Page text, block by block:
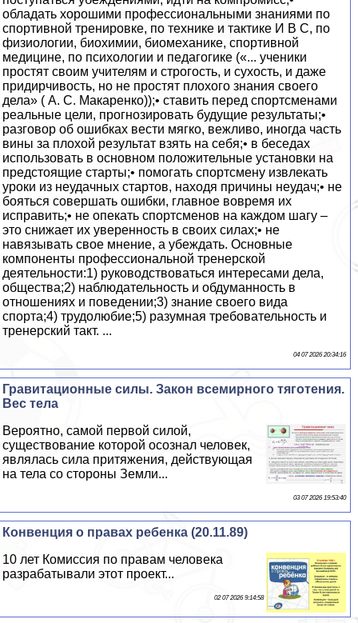
обладать хорошими профессиональными знаниями по
спортивной тренировке, по технике и тактике И В С, по
физиологии, биохимии, биомеханике, спортивной
медицине, по психологии и педагогике («... ученики
простят своим учителям и строгость, и сухость, и даже
придирчивость, но не простят плохого знания своего
дела» ( А. С. Макаренко));• ставить перед спортсменами
реальные цели, прогнозировать будущие результаты;•
разговор об ошибках вести мягко, вежливо, иногда часть
вины за плохой результат взять на себя;• в беседах
использовать в основном положительные установки на
предстоящие старты;• помогать спортсмену извлекать
уроки из неудачных стартов, находя причины неудач;• не
бояться совершать ошибки, главное вовремя их
исправить;• не опекать спортсменов на каждом шагу –
это снижает их уверенность в своих силах;• не
навязывать свое мнение, а убеждать. Основные
компоненты профессиональной тренерской
деятельности:1) руководствоваться интересами дела,
общества;2) наблюдательность и обдуманность в
отношениях и поведении;3) знание своего вида
спорта;4) трудолюбие;5) разумная требовательность и
тренерский такт. ...
04 07 2026 20:34:16
Гравитационные силы. Закон всемирного тяготения.
Вес тела
Вероятно, самой первой силой,
существование которой осознал человек,
являлась сила притяжения, действующая
на тела со стороны Земли...
03 07 2026 19:53:40
Конвенция о правах ребенка (20.11.89)
10 лет Комиссия по правам человека
разpaбатывали этот проект...
02 07 2026 9:14:58